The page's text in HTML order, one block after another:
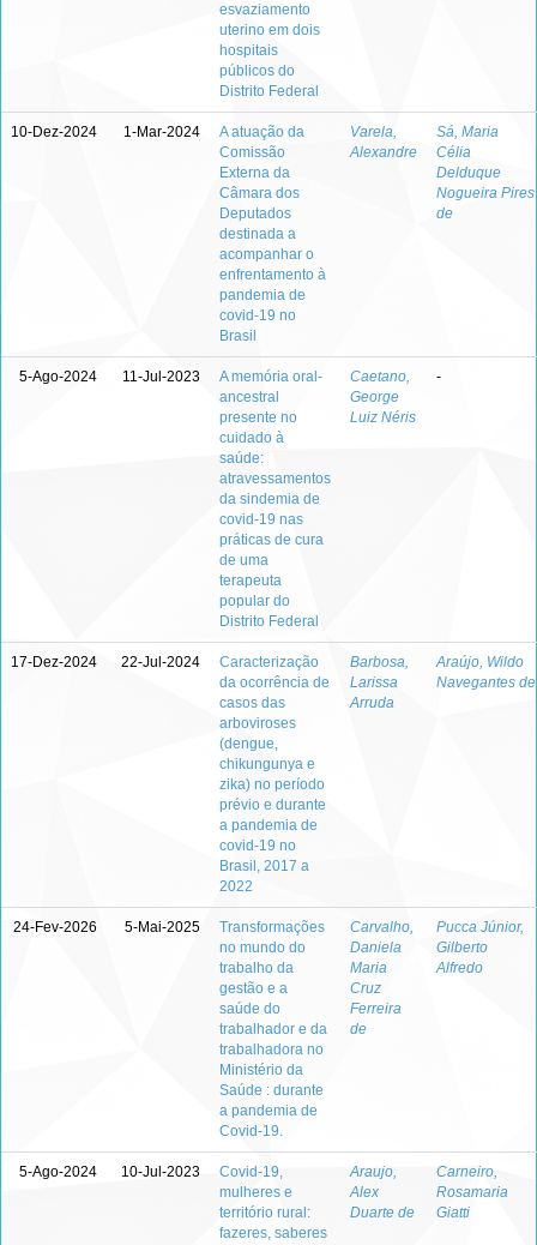
esvaziamento
uterino em dois
hospitais
públicos do
Distrito Federal
10-Dez-2024 1-Mar-2024
A atuação da
Comissão
Externa da
Câmara dos
Deputados
destinada a
acompanhar o
enfrentamento à
pandemia de
covid-19 no
Brasil
Varela,
Alexandre
Sá, Maria
Célia
Delduque
Nogueira Pires
de
5-Ago-2024 11-Jul-2023
A memória oral-
ancestral
presente no
cuidado à
saúde:
atravessamentos
da sindemia de
covid-19 nas
práticas de cura
de uma
terapeuta
popular do
Distrito Federal
Caetano,
George
Luiz Néris
-
17-Dez-2024 22-Jul-2024
Caracterização
da ocorrência de
casos das
arboviroses
(dengue,
chikungunya e
zika) no período
prévio e durante
a pandemia de
covid-19 no
Brasil, 2017 a
2022
Barbosa,
Larissa
Arruda
Araújo, Wildo
Navegantes de
24-Fev-2026 5-Mai-2025
Transformações
no mundo do
trabalho da
gestão e a
saúde do
trabalhador e da
trabalhadora no
Ministério da
Saúde : durante
a pandemia de
Covid-19.
Carvalho,
Daniela
Maria
Cruz
Ferreira
de
Pucca Júnior,
Gilberto
Alfredo
5-Ago-2024 10-Jul-2023
Covid-19,
mulheres e
território rural:
fazeres, saberes
Araujo,
Alex
Duarte de
Carneiro,
Rosamaria
Giatti